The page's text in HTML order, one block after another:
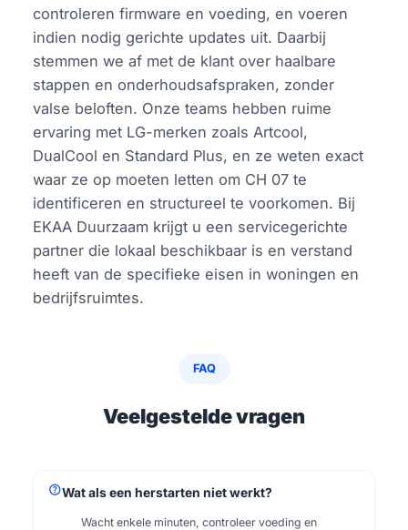
controleren firmware en voeding, en voeren
indien nodig gerichte updates uit. Daarbij
stemmen we af met de klant over haalbare
stappen en onderhoudsafspraken, zonder
valse beloften. Onze teams hebben ruime
ervaring met LG-merken zoals Artcool,
DualCool en Standard Plus, en ze weten exact
waar ze op moeten letten om CH 07 te
identificeren en structureel te voorkomen. Bij
EKAA Duurzaam krijgt u een servicegerichte
partner die lokaal beschikbaar is en verstand
heeft van de specifieke eisen in woningen en
bedrijfsruimtes.
FAQ
Veelgestelde vragen
helpWat als een herstarten niet werkt?
Wacht enkele minuten, controleer voeding en